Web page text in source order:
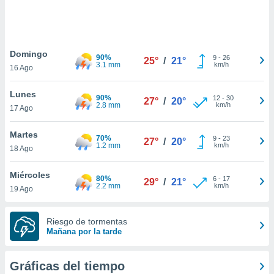
únicos
similares
como
IP
de
traten tus
en
a lo que
Para
Domingo
16 Ago
90%
3.1 mm
25° / 21° 9- 26
km/h
Lunes
17 Ago
90%
2.8 mm
27° / 20° 12- 30
km/h
Martes
18 Ago
70%
1.2 mm
27° / 20° 9- 23
km/h
Miércoles
19 Ago
80%
2.2 mm
29° / 21° 6- 17
km/h
Riesgo de tormentas
Mañana por la tarde
Gráficas del tiempo